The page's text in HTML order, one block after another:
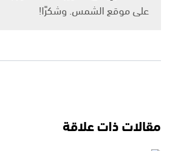
على موقع الشمس. وشكرًا!
مقالات ذات علاقة